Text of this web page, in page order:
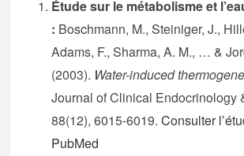
Étude sur le métabolisme et
: Boschmann, M., Steiniger, J.,
Adams, F., Sharma, A. M., … &
(2003). Water-induced
Journal of Clinical Endocrinology
88(12), 6015-6019.Consulter
PubMed